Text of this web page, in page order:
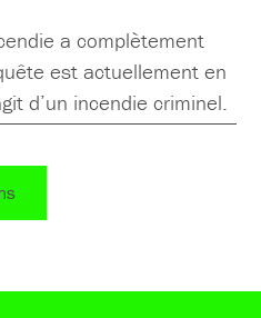
a complètement
est actuellement en
d’un incendie criminel.